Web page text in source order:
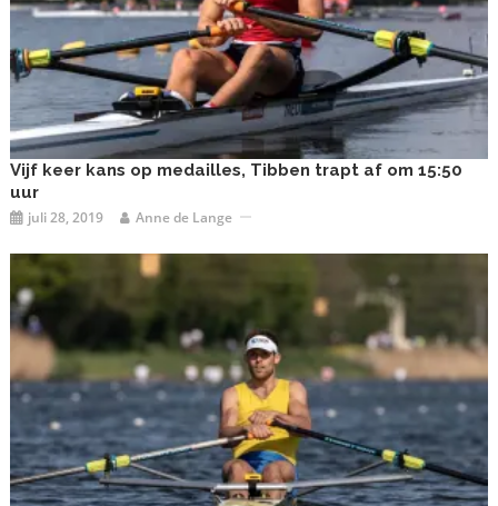
Vijf keer kans op medailles, Tibben trapt af om 15:50
uur
juli 28, 2019 Anne de Lange